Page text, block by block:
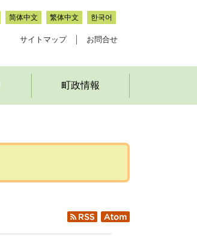
简体中文 繁体中文 한국어
サイトマップ お問合せ
町政情報